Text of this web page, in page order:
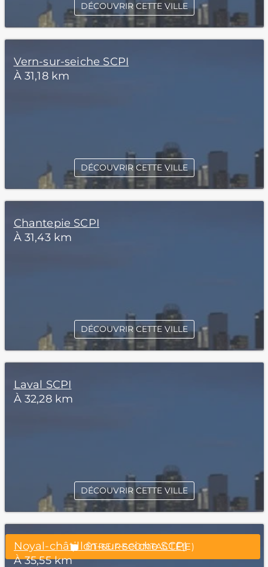
“Excellent”, 165 avis
ÊTRE RECONTACTÉ(E)
DÉCOUVRIR CETTE VILLE
Vern-sur-seiche SCPI
À 31,18 km
DÉCOUVRIR CETTE VILLE
Chantepie SCPI
À 31,43 km
DÉCOUVRIR CETTE VILLE
Laval SCPI
À 32,28 km
DÉCOUVRIR CETTE VILLE
Noyal-châtillon-sur-seiche SCPI
À 35,55 km